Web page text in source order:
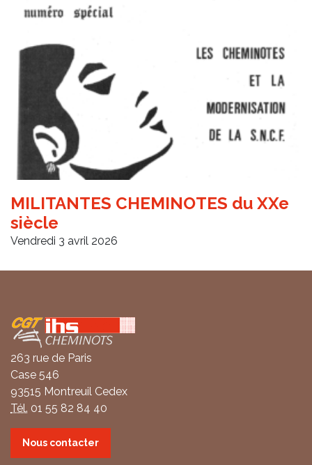
MILITANTES CHEMINOTES du XXe
siècle
Vendredi 3 avril 2026
Coordonnées
263 rue de Paris
Case 546
93515 Montreuil Cedex
Tél. 01 55 82 84 40
Nous contacter